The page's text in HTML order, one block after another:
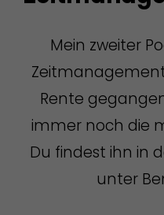
Mein zweiter
Rente
immer noch die
Du findest ihn in
unter